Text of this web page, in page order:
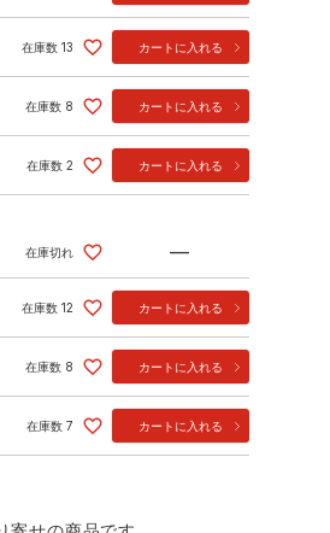
在庫数 13 カートに入れる
在庫数 8 カートに入れる
在庫数 2 カートに入れる
在庫切れ —
在庫数 12 カートに入れる
在庫数 8 カートに入れる
在庫数 7 カートに入れる